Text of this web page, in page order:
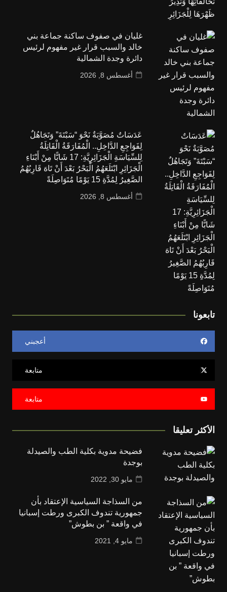
غليان في صفوف ساكنة جماعة بني
خالد والسبب قرار غير مفهوم لرئيس
دائرة وجدة الشمالية
أغسطس 8, 2026
عَدَسَاتٌ مُصَوَّبَةٌ نَحْوَ “سَبْتَةَ” وَتَجَاهُلٌ
لِفَوَاجِعِ الدَّاخِلِ.. الْمُفَارَقَةُ الْقَاتِلَةُ
لِلسِّيَاسَةِ الْجَزَائِرِيَّةِ: 17 شَابًّا مِنْ أَبْنَاءِ
الْجَزَائِرِ ابْتَلَعَهُمُ الْبَحْرُ بَعْدَ أَنْ تَاهَ قَارِبُهُمُ
الصَّغِيرُ لِمُدَّةِ 15 يَوْمًا مُتَوَاصِلَةً
أغسطس 8, 2026
تابعونا
أعجبني
متابعة
متابعة
الأكثر تعليقا
فضيحة مدوية بكلية الطب والصيدلة
بوجدة
مايو 30, 2022
من السذاجة السياسية الإعتقاد بأن
جمهورية تندوف الكبرى ورطت إسبانيا
في واقعة ” بن بطوش”
مايو 4, 2021